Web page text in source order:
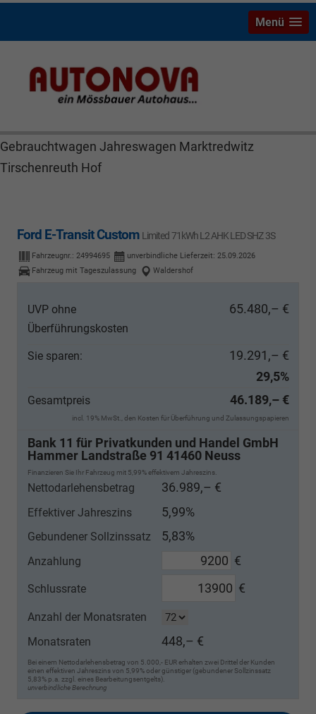
Ford E-Transit Custom Stock Wiesau Bayreuth Nützel
Mössbauer Autonova Brucker Räthel MGS Autohaus
Gebrauchtwagen Jahreswagen Marktredwitz
Tirschenreuth Hof
Menü
Ford E-Transit Custom Limited 71kWh L2 AHK LED SHZ 3S
Fahrzeugnr.: 24994695 unverbindliche Lieferzeit: 25.09.2026
Fahrzeug mit Tageszulassung
Waldershof
UVP ohne
Überführungskosten
65.480,– €
Sie sparen:
19.291,– €
29,5%
Gesamtpreis 46.189,– €
incl. 19% MwSt., den Kosten für Überführung und Zulassungspapieren
Bank 11 für Privatkunden und Handel GmbH
Hammer Landstraße 91 41460 Neuss
Finanzieren Sie Ihr Fahrzeug mit 5,99% effektivem Jahreszins.
Nettodarlehensbetrag 36.989,– €
Effektiver Jahreszins 5,99%
Gebundener Sollzinssatz 5,83%
Anzahlung €
Schlussrate €
Anzahl der Monatsraten
Monatsraten
448,– €
Bei einem Nettodarlehensbetrag von 5.000,- EUR erhalten zwei Drittel der Kunden
einen effektiven Jahreszins von 5,99% oder günstiger (gebundener Sollzinssatz
5,83% p.a. zzgl. eines Bearbeitungsentgelts).
unverbindliche Berechnung